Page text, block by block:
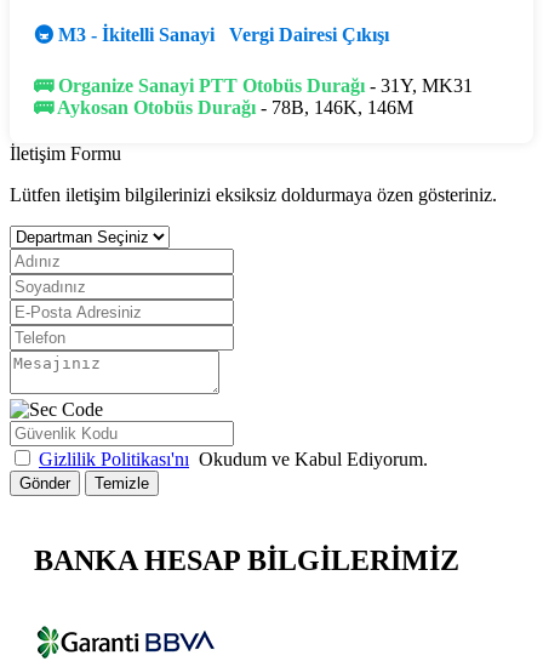
🚇 M3 - İkitelli Sanayi Vergi Dairesi Çıkışı
🚌 Organize Sanayi PTT Otobüs Durağı- 31Y, MK31
🚌 Aykosan Otobüs Durağı- 78B, 146K, 146M
İletişim Formu
Lütfen iletişim bilgilerinizi eksiksiz doldurmaya özen gösteriniz.
Gizlilik Politikası'nı Okudum ve Kabul Ediyorum.
Gönder Temizle
BANKA HESAP BİLGİLERİMİZ